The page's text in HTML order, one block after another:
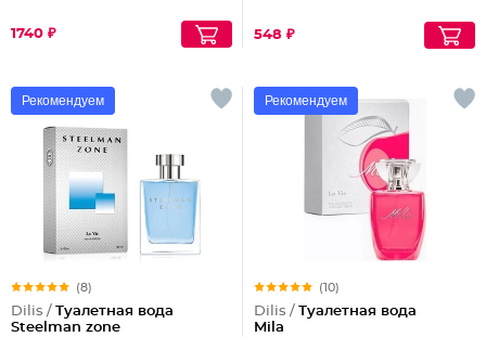
1740 ₽ 548 ₽
Рекомендуем
(8)
Dilis /
Туалетная вода
Steelman zone
Рекомендуем
(10)
Dilis /
Туалетная вода
Mila